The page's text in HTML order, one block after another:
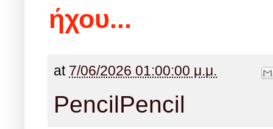
ήχου...
at 7/06/2026 01:00:00 μ.μ.
PencilPencil